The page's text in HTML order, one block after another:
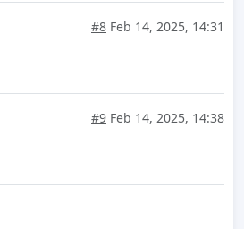
#8 Feb 14, 2025, 14:31
#9 Feb 14, 2025, 14:38